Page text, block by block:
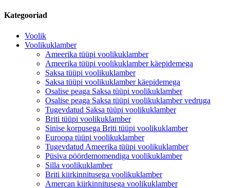
Kategooriad
Voolik
Voolikuklamber
Ameerika tüüpi voolikuklamber
Ameerika tüüpi voolikuklamber käepidemega
Saksa tüüpi voolikuklamber
Saksa tüüpi voolikuklamber käepidemega
Osalise peaga Saksa tüüpi voolikuklamber
Osalise peaga Saksa tüüpi voolikuklamber vedruga
Tugevdatud Saksa tüüpi voolikuklamber
Briti tüüpi voolikuklamber
Sinise korpusega Briti tüüpi voolikuklamber
Euroopa tüüpi voolikuklamber
Tugevdatud Ameerika tüüpi voolikuklamber
Püsiva pöördemomendiga voolikuklamber
Silla voolikuklamber
Briti kiirkinnitusega voolikuklamber
Amercan kiirkinnitusega voolikuklamber